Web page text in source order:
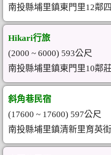
南投縣埔里鎮東門里12鄰
Hikari行旅
(2000 ~ 6000) 593公尺
南投縣埔里鎮東門里10鄰
斜角巷民宿
(17600 ~ 17600) 597公尺
南投縣埔里鎮清新里育英